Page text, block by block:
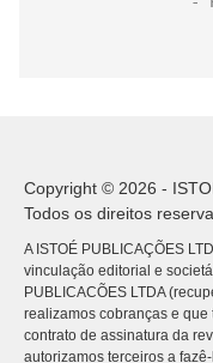
Copyright © 2026 -
Todos os direitos
A ISTOÉ PUBLICAÇÕES
vinculação editorial e
PUBLICACÕES LTDA
realizamos cobranças e
contrato de assinatura da
autorizamos terceiros a